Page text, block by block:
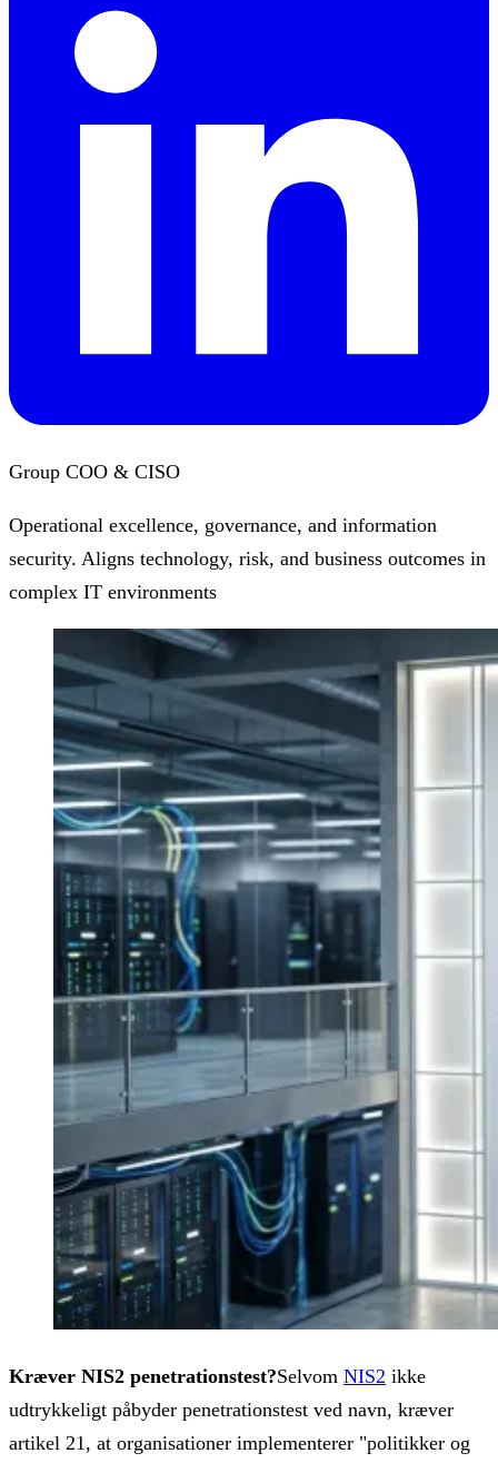
Group COO & CISO
Operational excellence, governance, and information
security. Aligns technology, risk, and business outcomes in
complex IT environments
Kræver NIS2 penetrationstest?Selvom NIS2 ikke
udtrykkeligt påbyder penetrationstest ved navn, kræver
artikel 21, at organisationer implementerer "politikker og